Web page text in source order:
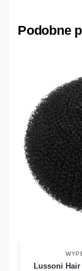
Podobne
Lussoni Hair